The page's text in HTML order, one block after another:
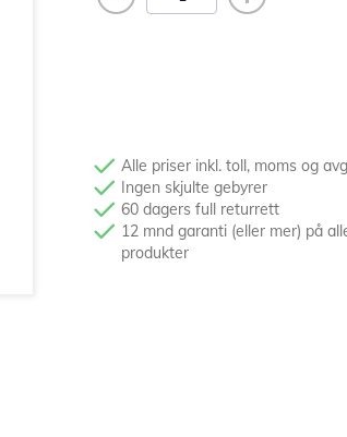
Alle priser inkl. toll, moms og
Ingen skjulte gebyrer
60 dagers full returrett
12 mnd garanti (eller mer) på
produkter